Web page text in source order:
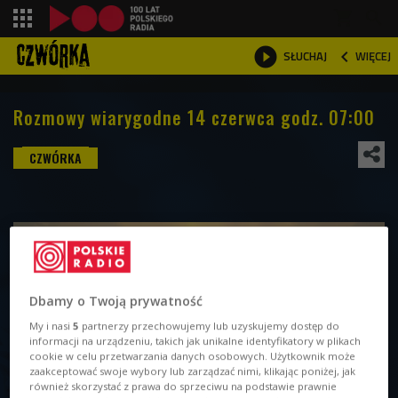
 SŁUCHAJ  WIĘCEJ

Rozmowy wiarygodne 14 czerwca godz. 07:00
Dbamy o Twoją prywatność
My i nasi5 partnerzy przechowujemy lub uzyskujemy dostęp do
informacji na urządzeniu, takich jak unikalne identyfikatory w plikach
cookie w celu przetwarzania danych osobowych. Użytkownik może
zaakceptować swoje wybory lub zarządzać nimi, klikając poniżej, jak
również skorzystać z prawa do sprzeciwu na podstawie prawnie